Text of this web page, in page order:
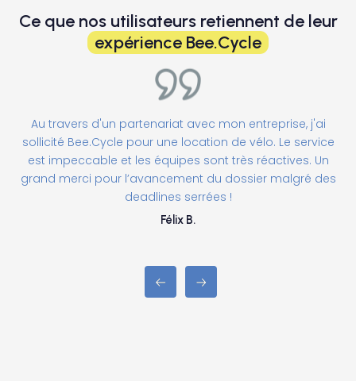
Ce que nos utilisateurs retiennent de leur
expérience Bee.Cycle
Au travers d'un partenariat avec mon entreprise, j'ai
sollicité Bee.Cycle pour une location de vélo. Le service
est impeccable et les équipes sont très réactives. Un
grand merci pour l’avancement du dossier malgré des
deadlines serrées !
Félix B.